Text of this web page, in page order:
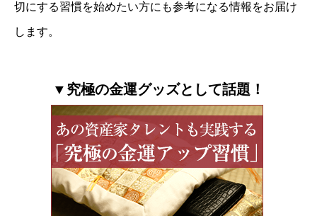
切にする習慣を始めたい方にも参考になる情報をお届け
します。
▼究極の金運グッズとして話題！